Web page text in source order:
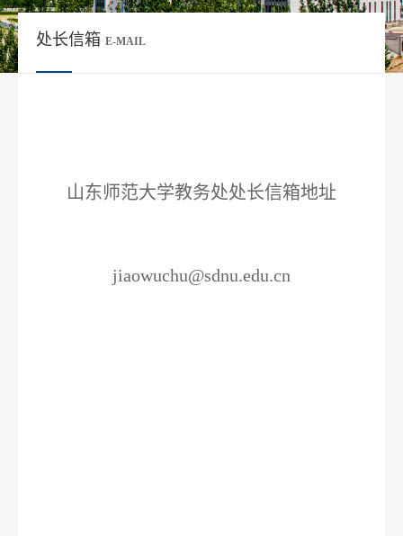
处长信箱 E-MAIL
山东师范大学教务处处长信箱地址
jiaowuchu@sdnu.edu.cn